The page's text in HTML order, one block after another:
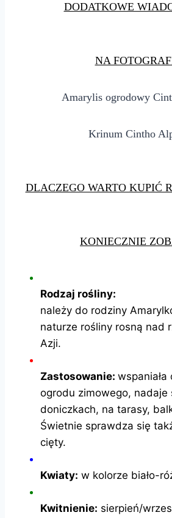
DODATKOWE
NA
Amarylis ogrodowy
Krinum Cintho
DLACZEGO WARTO KUPIĆ
KONIECZNIE
Rodzaj rośliny:
należy do rodziny
naturze rośliny rosną nad
Azji.
Zastosowanie:
ogrodu zimowego, nadaje
doniczkach, na tarasy,
Świetnie sprawdza się
cięty.
Kwiaty: w kolorze biało-
Kwitnienie: sierpień/